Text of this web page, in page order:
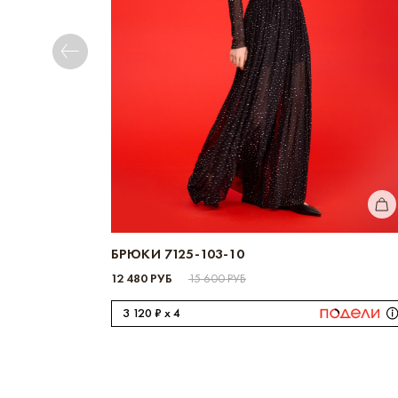
БРЮКИ 7125-103-10
12 480 РУБ 15 600 РУБ
3 120 ₽ x 4